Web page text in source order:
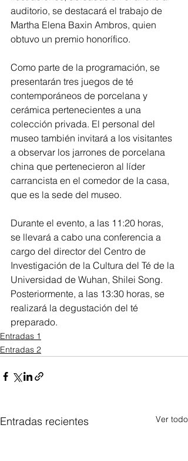
auditorio, se destacará el trabajo de
Martha Elena Baxin Ambros, quien
obtuvo un premio honorífico.
Como parte de la programación, se
presentarán tres juegos de té
contemporáneos de porcelana y
cerámica pertenecientes a una
colección privada. El personal del
museo también invitará a los visitantes
a observar los jarrones de porcelana
china que pertenecieron al líder
carrancista en el comedor de la casa,
que es la sede del museo.
Durante el evento, a las 11:20 horas,
se llevará a cabo una conferencia a
cargo del director del Centro de
Investigación de la Cultura del Té de la
Universidad de Wuhan, Shilei Song.
Posteriormente, a las 13:30 horas, se
realizará la degustación del té
preparado.
Entradas 1
Entradas 2
Entradas recientes Ver todo